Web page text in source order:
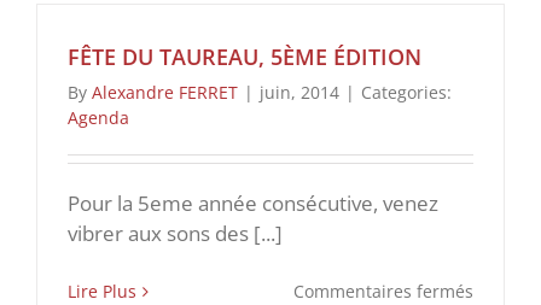
FÊTE DU TAUREAU, 5ÈME ÉDITION
By Alexandre FERRET | juin, 2014 | Categories:
Agenda
Pour la 5eme année consécutive, venez
vibrer aux sons des [...]
Lire Plus Commentaires fermés